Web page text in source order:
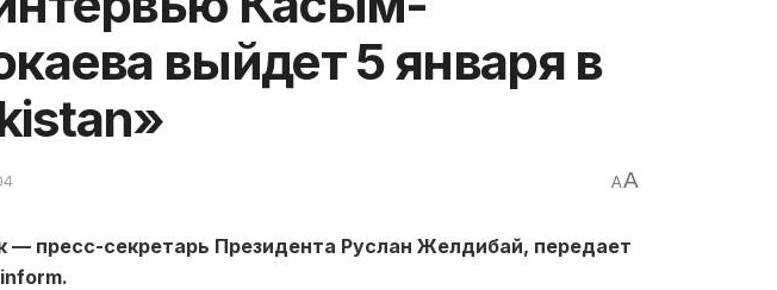
выйдет 5 января в
AA
пресс-секретарь Президента Руслан Желдибай, передает